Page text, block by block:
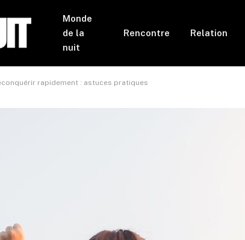
Monde
de la
nuit
Rencontre Relation
rapidement : astuces pratiques